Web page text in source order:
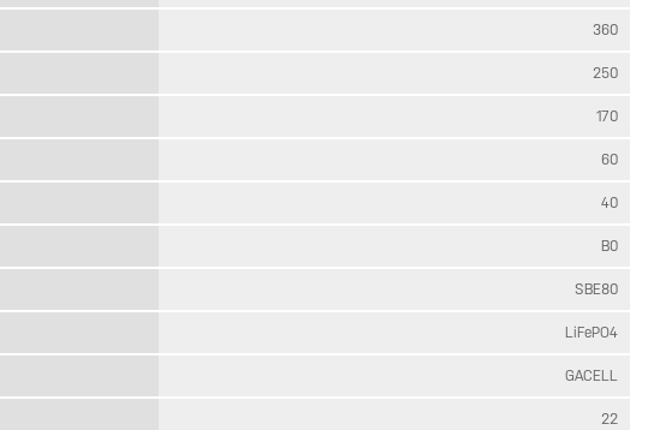
360
250
170
60
40
B0
SBE80
LiFePO4
GACELL
22